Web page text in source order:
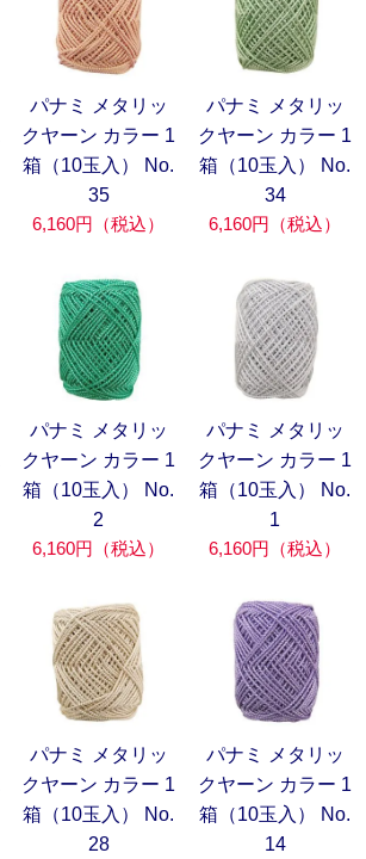
パナミ メタリッ
クヤーン カラー 1
箱（10玉入） No.
35
6,160円（税込）
パナミ メタリッ
クヤーン カラー 1
箱（10玉入） No.
34
6,160円（税込）
パナミ メタリッ
クヤーン カラー 1
箱（10玉入） No.
2
6,160円（税込）
パナミ メタリッ
クヤーン カラー 1
箱（10玉入） No.
1
6,160円（税込）
パナミ メタリッ
クヤーン カラー 1
箱（10玉入） No.
28
パナミ メタリッ
クヤーン カラー 1
箱（10玉入） No.
14